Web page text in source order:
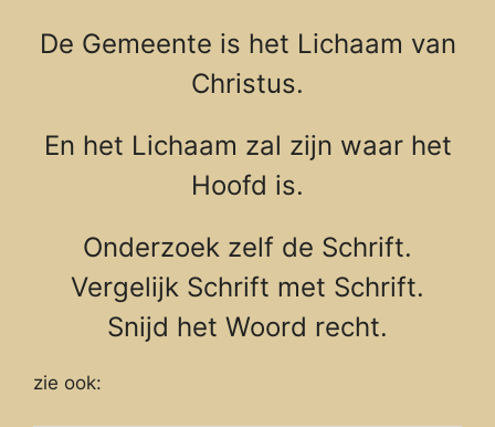
De Gemeente is het Lichaam van
Christus.
En het Lichaam zal zijn waar het
Hoofd is.
Onderzoek zelf de Schrift.
Vergelijk Schrift met Schrift.
Snijd het Woord recht.
zie ook: